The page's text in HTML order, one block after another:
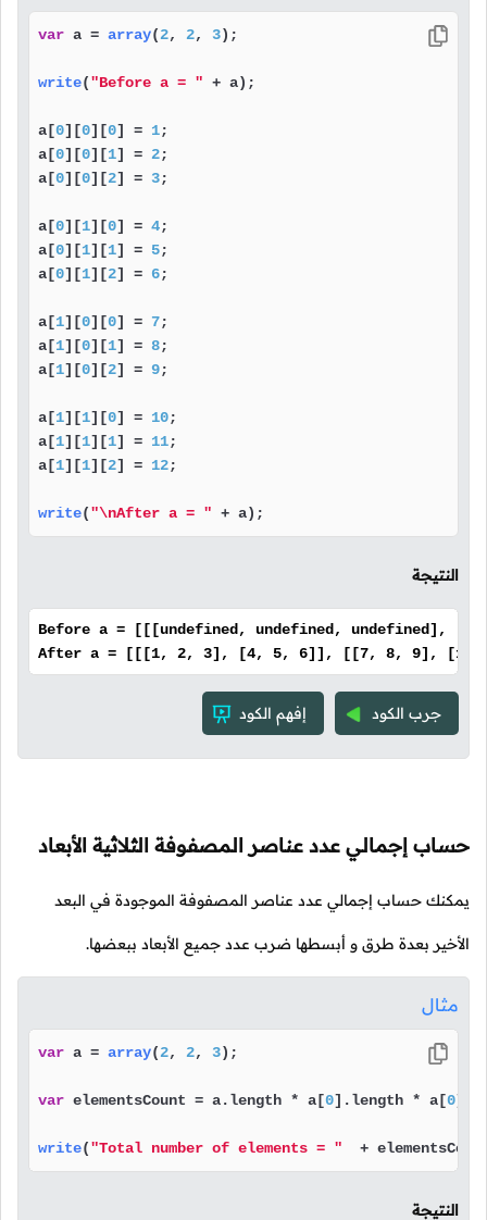
var a = array(2, 2, 3);
write("Before a = " + a);
a[0][0][0] = 1;
a[0][0][1] = 2;
a[0][0][2] = 3;
a[0][1][0] = 4;
a[0][1][1] = 5;
a[0][1][2] = 6;
a[1][0][0] = 7;
a[1][0][1] = 8;
a[1][0][2] = 9;
a[1][1][0] = 10;
a[1][1][1] = 11;
a[1][1][2] = 12;
write("\nAfter a = " + a);
النتيجة
Before a = [[[undefined, undefined, undefined],
After a = [[[1, 2, 3], [4, 5, 6]], [[7, 8, 9], [10,
جرب الكود إفهم الكود
حساب إجمالي عدد عناصر المصفوفة الثلاثية الأبعاد
يمكنك حساب إجمالي عدد عناصر المصفوفة الموجودة في البعد
الأخير بعدة طرق و أبسطها ضرب عدد جميع الأبعاد ببعضها.
مثال
var a = array(2, 2, 3);
var elementsCount = a.length * a[0].length * a[0][
write("Total number of elements = "
+
النتيجة